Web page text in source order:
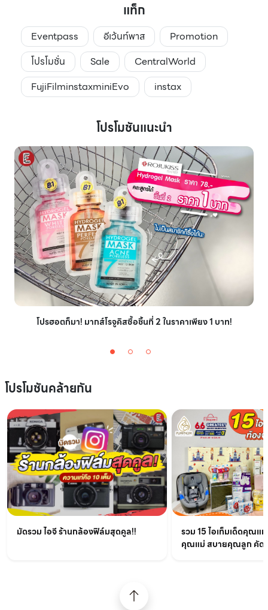
แท็ก
Eventpass อีเว้นท์พาส
Promotion
โปรโมชั่น
Sale
CentralWorld
FujiFilminstaxminiEvo
instax
โปรโมชันแนะนำ
โปรฮอตก็มา! มากส์โรจูคิสซื้อชิ้นที่ 2 ในราคาเพียง 1 บาท!
โปรโมชันคล้ายกัน
มัดรวม ไอจี ร้านกล้องฟิล์มสุดคูล!!
รวม 15 ไอเท็มเด็ดคุณแ
คุณแม่ สบายคุณลูก คัด